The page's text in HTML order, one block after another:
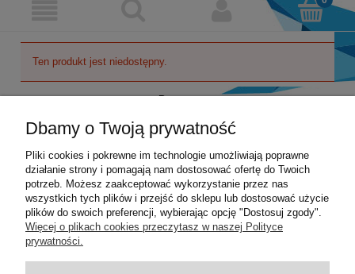
Ten produkt jest niedostępny.
Pomoc
Moje konto
Płatności i dostawa
Informacje
Dbamy o Twoją prywatność
Pliki cookies i pokrewne im technologie umożliwiają poprawne
działanie strony i pomagają nam dostosować ofertę do Twoich
potrzeb. Możesz zaakceptować wykorzystanie przez nas
wszystkich tych plików i przejść do sklepu lub dostosować użycie
plików do swoich preferencji, wybierając opcję "Dostosuj zgody".
Więcej o plikach cookies przeczytasz w naszej Polityce
prywatności.